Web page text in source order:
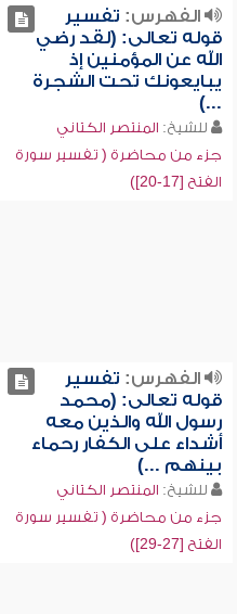
الفهرس: تفسير
قوله تعالى: (لقد رضي
الله عن المؤمنين إذ
يبايعونك تحت الشجرة
...)
للشيخ: المنتصر الكتاني
جزء من محاضرة ( تفسير سورة
الفتح [17-20])
الفهرس: تفسير
قوله تعالى: (محمد
رسول الله والذين معه
أشداء على الكفار رحماء
بينهم ...)
للشيخ: المنتصر الكتاني
جزء من محاضرة ( تفسير سورة
الفتح [27-29])